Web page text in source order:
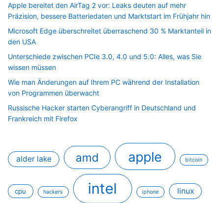
Apple bereitet den AirTag 2 vor: Leaks deuten auf mehr
Präzision, bessere Batteriedaten und Marktstart im Frühjahr hin
Microsoft Edge überschreitet überraschend 30 % Marktanteil in
den USA
Unterschiede zwischen PCIe 3.0, 4.0 und 5.0: Alles, was Sie
wissen müssen
Wie man Änderungen auf Ihrem PC während der Installation
von Programmen überwacht
Russische Hacker starten Cyberangriff in Deutschland und
Frankreich mit Firefox
alder lake amd apple bitcoin
cpu hackers intel iphone linux